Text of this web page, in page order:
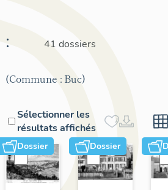
:
41 dossiers
(Commune : Buc)
Sélectionner les
résultats affichés
Dossier Dossier